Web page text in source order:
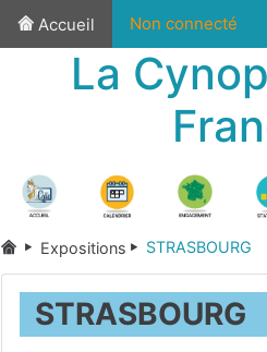
Accueil Non connecté
La
Expositions STRASBOURG
STRASBOURG